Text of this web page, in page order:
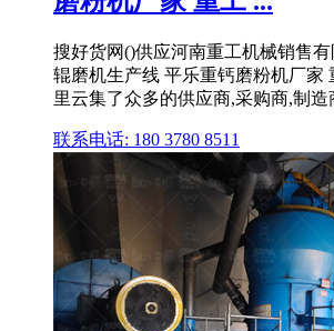
搜好货网()供应河南重工机械销售
辊磨机生产线 平乐重钙磨粉机厂家
里云集了众多的供应商,采购商,制造
联系电话: 180 3780 8511